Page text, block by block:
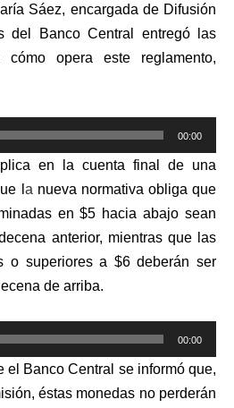
Sáez, encargada de Difusión
del Banco Central entregó las
opera este reglamento,
00:00
en la cuenta final de una
l a nueva normativa obliga que
en $5 hacia abajo sean
anterior, mientras que las
o superiores a $6 deberán ser
de arriba.
00:00
el Banco Central se informó que,
éstas monedas no perderán